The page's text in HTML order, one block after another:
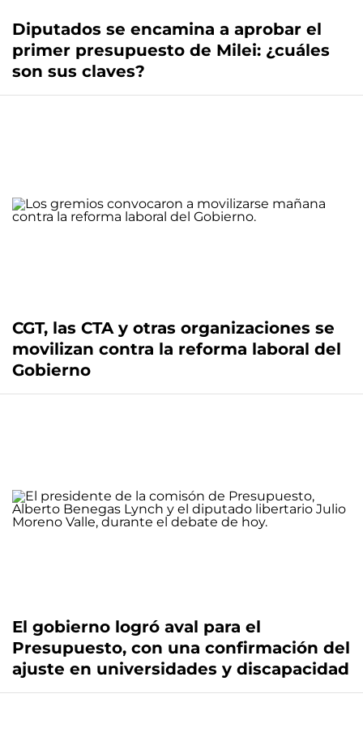
Diputados se encamina a aprobar el
primer presupuesto de Milei: ¿cuáles
son sus claves?
CGT, las CTA y otras organizaciones se
movilizan contra la reforma laboral del
Gobierno
El gobierno logró aval para el
Presupuesto, con una confirmación del
ajuste en universidades y discapacidad